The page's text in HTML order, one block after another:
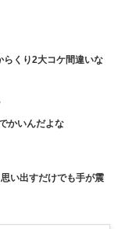
らくり2大コケ間違いな
かいんだよな
い出すだけでも手が震